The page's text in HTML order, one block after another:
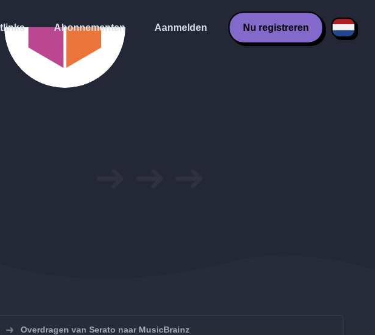
Abonnementen Aanmelden Nu registreren
Overdragen van Serato naar MusicBrainz